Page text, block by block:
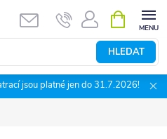
HLEDAT
NÁKUPNÍ
KOŠÍK
jsou platné jen do 31.7.2026!